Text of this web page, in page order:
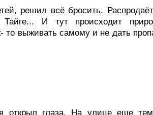
решил всё бросить.
И тут происходит
то выживать самому и не дать
открыл глаза. На улице еще